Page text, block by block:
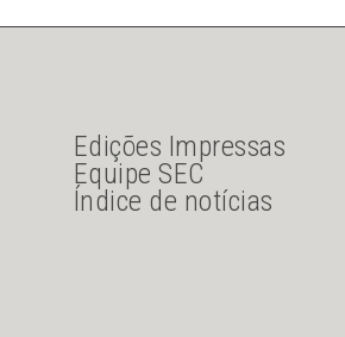
rápido
JU menu sanduiche
Edições Impressas
Equipe SEC
Índice de notícias